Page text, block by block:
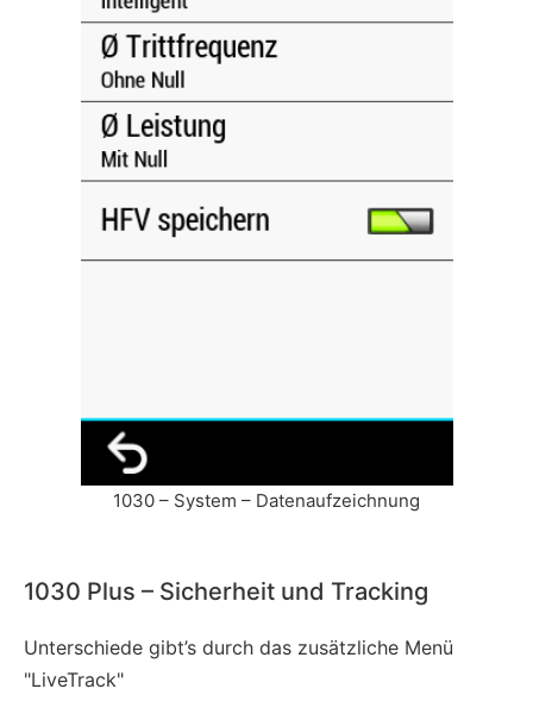
1030 – System – Datenaufzeichnung
1030 Plus – Sicherheit und Tracking
Unterschiede gibt’s durch das zusätzliche Menü
"LiveTrack"